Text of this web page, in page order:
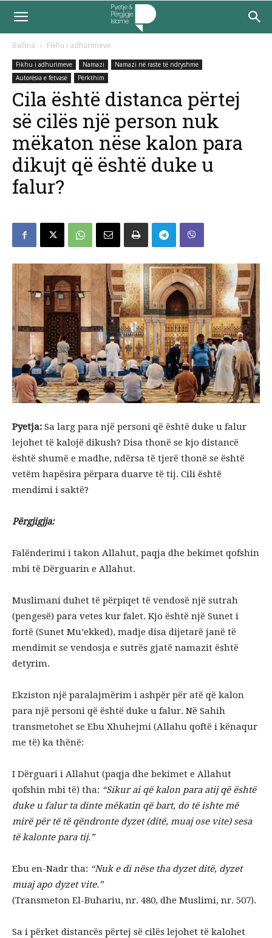
Ballina Fikhu i adhurimeve
Fikhu i adhurimeve Namazi
Namazi në raste të ndryshme
Autorësia e fetvasë
Përkthim
Cila është distanca përtej
së cilës një person nuk
mëkaton nëse kalon para
dikujt që është duke u
falur?
Pyetja: Sa larg para një personi që është duke u falur
lejohet të kalojë dikush? Disa thonë se kjo distancë
është shumë e madhe, ndërsa të tjerë thonë se është
vetëm hapësira përpara duarve të tij. Cili është
mendimi i saktë?
Përgjigjja:
Falënderimi i takon Allahut, paqja dhe bekimet qofshin
mbi të Dërguarin e Allahut.
Muslimani duhet të përpiqet të vendosë një sutrah
(pengesë) para vetes kur falet. Kjo është një Sunet i
fortë (Sunet Mu’ekked), madje disa dijetarë janë të
mendimit se vendosja e sutrës gjatë namazit është
detyrim.
Ekziston një paralajmërim i ashpër për atë që kalon
para një personi që është duke u falur. Në Sahih
transmetohet se Ebu Xhuhejmi (Allahu qoftë i kënaqur
me të) ka thënë:
I Dërguari i Allahut (paqja dhe bekimet e Allahut
qofshin mbi të) tha: “Sikur ai që kalon para atij që është
duke u falur ta dinte mëkatin që bart, do të ishte më
mirë për të të qëndronte dyzet (ditë, muaj ose vite) sesa
të kalonte para tij.”
Ebu en-Nadr tha: “Nuk e di nëse tha dyzet ditë, dyzet
muaj apo dyzet vite.”
(Transmeton El-Buhariu, nr. 480, dhe Muslimi, nr. 507).
Sa i përket distancës përtej së cilës lejohet të kalohet